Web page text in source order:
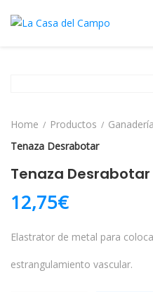
Home Productos Ganadería
Tenaza Desrabotar
Tenaza Desrabotar
12,75€
Elastrator de metal para
estrangulamiento vascular.